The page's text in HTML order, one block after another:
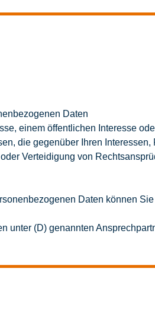
Daten
einem öffentlichen Interesse
die gegenüber Ihren Interessen,
Verteidigung von
Daten können
unter (D) genannten